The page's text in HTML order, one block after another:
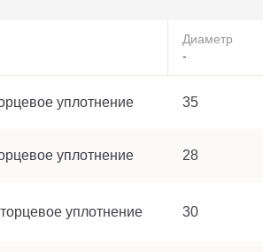
Диаметр
-
уплотнение 35
уплотнение 28
уплотнение 30